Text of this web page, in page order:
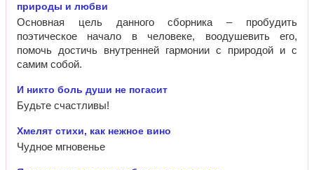
природы и любви
Основная цель данного сборника – пробудить
поэтическое начало в человеке, воодушевить его,
помочь достичь внутренней гармонии с природой и с
самим собой.
И никто боль души не погасит
Будьте счастливы!
Хмелят стихи, как нежное вино
Чудное мгновенье